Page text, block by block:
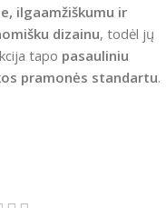
ilgaamžiškumu ir
dizainu, todėl jų
tapo pasauliniu
pramonės standartu.